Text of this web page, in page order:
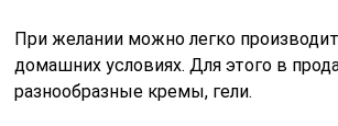
При желании можно легко
домашних условиях. Для этого в
разнообразные кремы, гели.